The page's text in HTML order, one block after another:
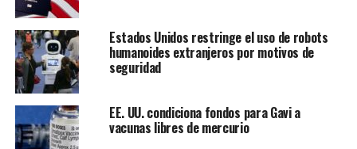
esperan ansiosamente una decisión que podría
trastocar sus medios de vida y están considerando
otras plataformas.
El caso representa otro ejemplo de la intervención de la
corte para dictaminar sobre un medio con el cual los
jueces han reconocido tenerpoca familiaridad o
experiencia
Estados Unidos restringe el uso de robots
humanoides extranjeros por motivos de
seguridad
EE. UU. condiciona fondos para Gavi a
vacunas libres de mercurio